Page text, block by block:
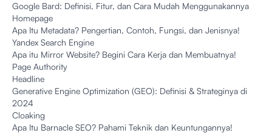
Google Bard: Definisi, Fitur, dan Cara Mudah Menggunakannya
Homepage
Apa Itu Metadata? Pengertian, Contoh, Fungsi, dan Jenisnya!
Yandex Search Engine
Apa itu Mirror Website? Begini Cara Kerja dan Membuatnya!
Page Authority
Headline
Generative Engine Optimization (GEO): Definisi & Strateginya di
2024
Cloaking
Apa Itu Barnacle SEO? Pahami Teknik dan Keuntungannya!